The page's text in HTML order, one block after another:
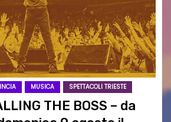
MUSICA SPETTACOLI TRIESTE
THE BOSS – da